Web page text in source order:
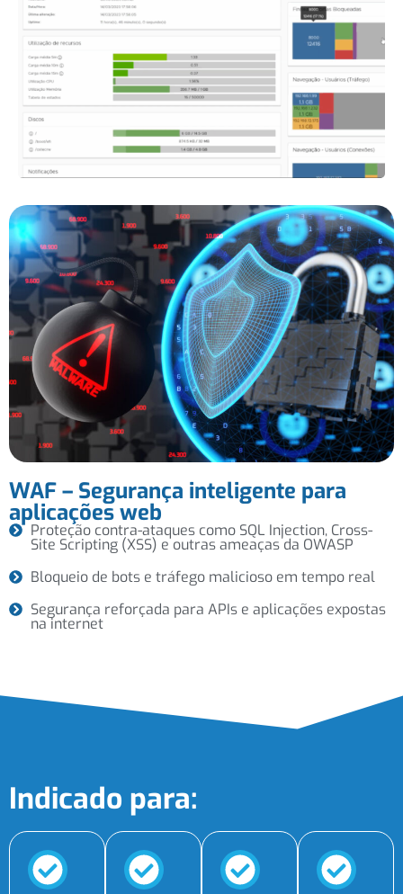
WAF – Segurança inteligente para
aplicações web
Proteção contra-ataques como SQL Injection, Cross-
Site Scripting (XSS) e outras ameaças da OWASP
Bloqueio de bots e tráfego malicioso em tempo real
Segurança reforçada para APIs e aplicações expostas
na internet
Indicado para: